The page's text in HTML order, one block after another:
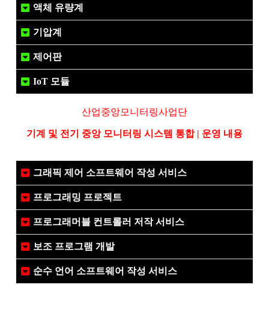
액체 유량계
기압계
제어판
IoT 모듈
산업중앙모니터링사업단
기계 및 전기 중앙 모니터링 시스템 통합 | 운영 내용
그래픽 제어 소프트웨어 작성 서비스
프로그래밍 프로젝트
프로그래머블 컨트롤러 저작 서비스
보조 프로그램 개발
순수 언어 소프트웨어 작성 서비스